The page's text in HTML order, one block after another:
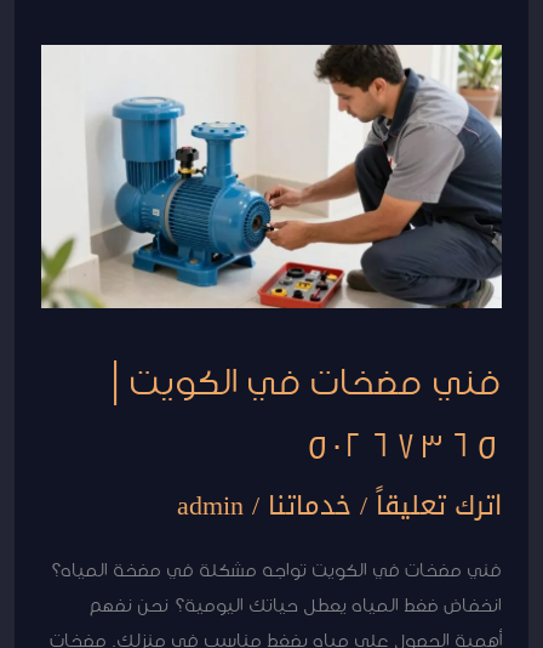
فني مضخات في الكويت |
50267365
اترك تعليقاً/خدماتنا /
admin
فني مضخات في الكويت تواجه مشكلة في مضخة المياه؟
انخفاض ضغط المياه يعطل حياتك اليومية؟ نحن نفهم
أهمية الحصول على مياه بضغط مناسب في منزلك. مضخات
فني
مضخات
في
الكويت
|
50267365